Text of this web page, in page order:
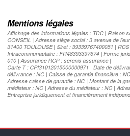
Mentions légales
Affichage des informations légales : TCC | Raison
CONSEIL | Adresse siège social : 3 avenue de
31400 TOULOUSE | Siret : 39339767400051 |
Intracommunautaire : FR48393397674 | Forme
010 | Assurance RCP : serenis assurance |
Carte T : CPI31012015000000971 | Date de
délivrance : NC | Caisse de garantie financière :
Adresse caisse de garantie : NC | Montant de la
médiateur : NC | Adresse du médiateur : NC |
Entreprise juridiquement et financièrement